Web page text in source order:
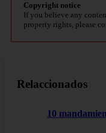
Copyright notice
If you believe any
property rights, please
Relaccionados
10